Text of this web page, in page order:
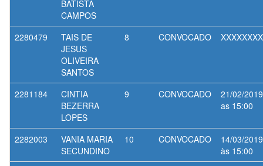
BATISTA
CAMPOS
2280479
TAIS DE
JESUS
OLIVEIRA
SANTOS
8 CONVOCADO
2281184
CINTIA
BEZERRA
LOPES
9 CONVOCADO
21/02/
as 15:00
2282003
VANIA MARIA
SECUNDINO
10 CONVOCADO
14/03/
às 15:00